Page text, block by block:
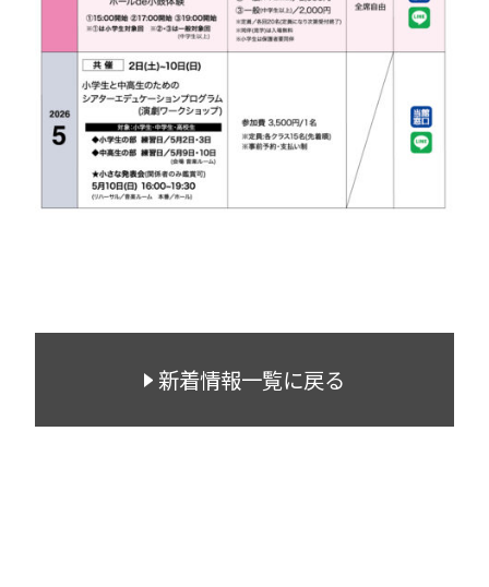
新着情報一覧に戻る